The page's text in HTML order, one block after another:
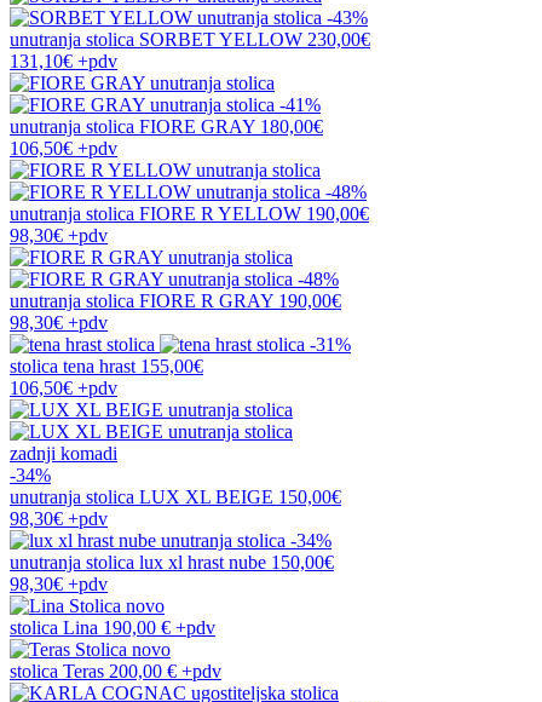
-43%
unutranja stolica SORBET YELLOW 230,00€
131,10€ +pdv
-41%
unutranja stolica FIORE GRAY 180,00€
106,50€ +pdv
-48%
unutranja stolica FIORE R YELLOW 190,00€
98,30€ +pdv
-48%
unutranja stolica FIORE R GRAY 190,00€
98,30€ +pdv
-31%
stolica tena hrast 155,00€
106,50€ +pdv
zadnji komadi
-34%
unutranja stolica LUX XL BEIGE 150,00€
98,30€ +pdv
-34%
unutranja stolica lux xl hrast nube 150,00€
98,30€ +pdv
novo
stolica Lina 190,00 € +pdv
novo
stolica Teras 200,00 € +pdv